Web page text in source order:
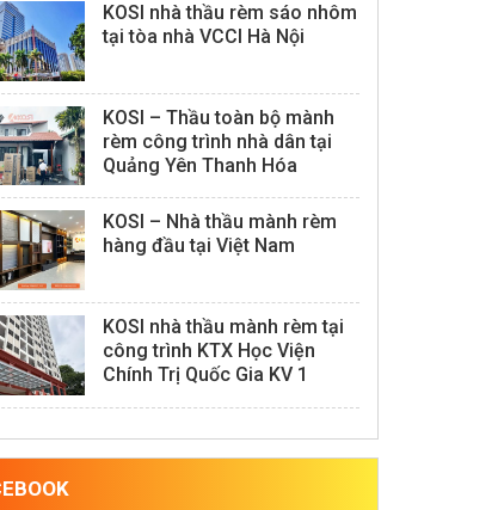
KOSI nhà thầu rèm sáo nhôm
tại tòa nhà VCCI Hà Nội
KOSI – Thầu toàn bộ mành
rèm công trình nhà dân tại
Quảng Yên Thanh Hóa
KOSI – Nhà thầu mành rèm
hàng đầu tại Việt Nam
KOSI nhà thầu mành rèm tại
công trình KTX Học Viện
Chính Trị Quốc Gia KV 1